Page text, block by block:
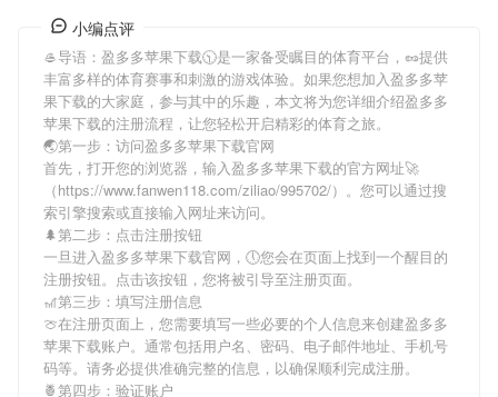
小编点评
🥌导语： 盈多多苹果下载🕥是一家备受瞩目的体育平台，🥜提供
丰富多样的体育赛事和刺激的游戏体验。如果您想加入盈多多苹
果下载的大家庭，参与其中的乐趣，本文将为您详细介绍盈多多
苹果下载的注册流程，让您轻松开启精彩的体育之旅。
🌏第一步：访问盈多多苹果下载官网
首先，打开您的浏览器，输入盈多多苹果下载的官方网址🚀
（https://www.fanwen118.com/ziliao/995702/）。您可以通过搜
索引擎搜索或直接输入网址来访问。
🌲第二步：点击注册按钮
一旦进入盈多多苹果下载官网，🕔您会在页面上找到一个醒目的
注册按钮。点击该按钮，您将被引导至注册页面。
🎢第三步：填写注册信息
🍈在注册页面上，您需要填写一些必要的个人信息来创建盈多多
苹果下载账户。通常包括用户名、密码、电子邮件地址、手机号
码等。请务必提供准确完整的信息，以确保顺利完成注册。
🍍第四步：验证账户